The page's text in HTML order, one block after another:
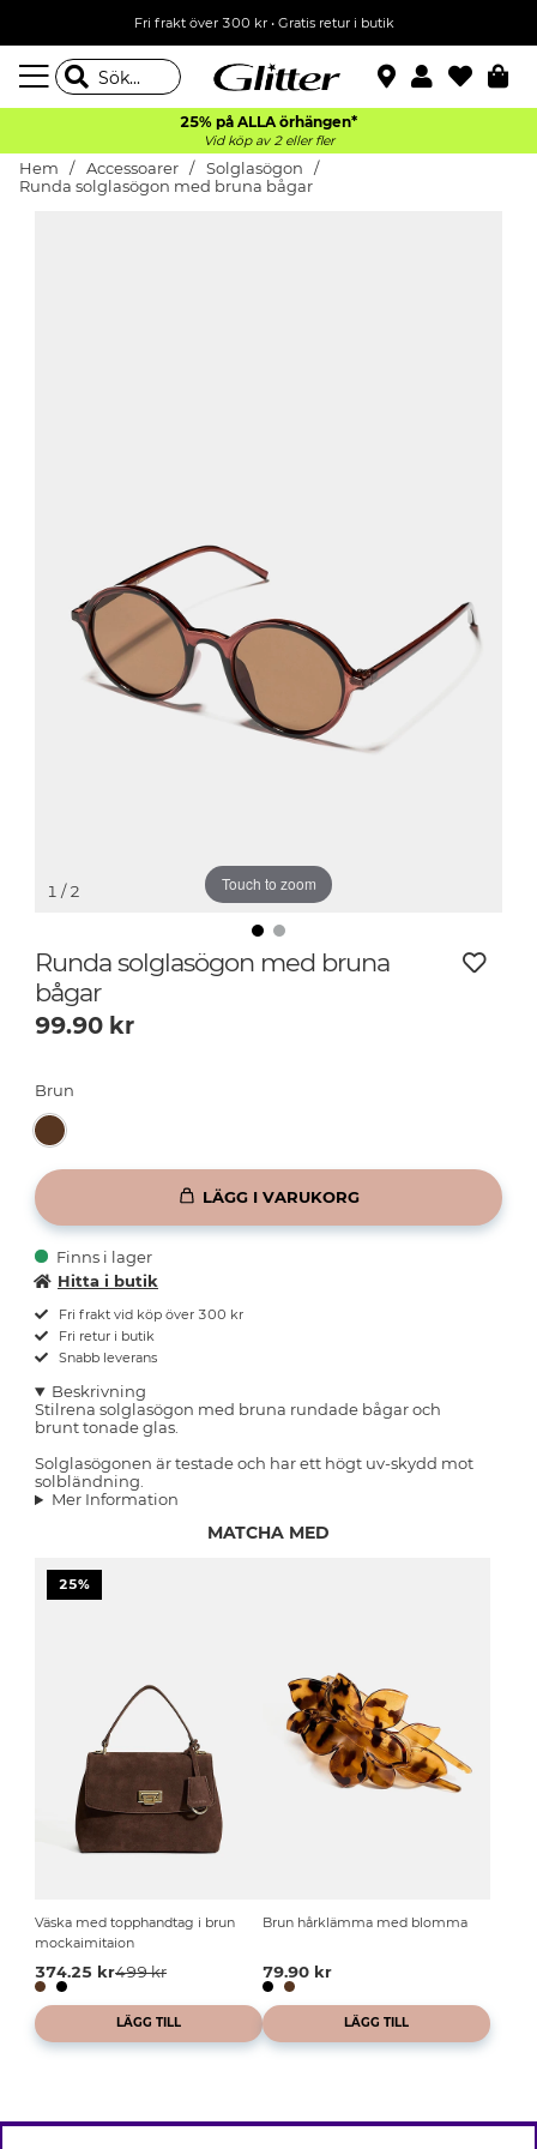
Fri frakt över 300 kr• Gratis retur i butik
25% på ALLA örhängen*
Vid köp av 2 eller fler
Hem Accessoarer
Solglasögon
Runda solglasögon med bruna bågar
Touch to zoom
1 / 2
Runda solglasögon med bruna
bågar
99.90 kr
Brun
LÄGG I VARUKORG
Finns i lager
Hitta i butik
Fri frakt vid köp över 300 kr
Fri retur i butik
Snabb leverans
Beskrivning
Stilrena solglasögon med bruna rundade bågar och
brunt tonade glas.
Solglasögonen är testade och har ett högt uv-skydd mot
solbländning.
Mer Information
MATCHA MED
25%
Väska med topphandtag i brun
mockaimitaion
374.25 kr499 kr
LÄGG TILL
Brun hårklämma med blomma
79.90 kr
LÄGG TILL